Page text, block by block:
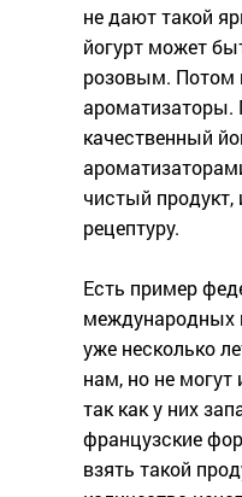
не дают такой
йогурт может
розовым. Потом
ароматизаторы.
качественный
чистый
рецептуру.
Есть пример
международных
уже несколько
нам, но не могут
так как у них
французские
взять такой